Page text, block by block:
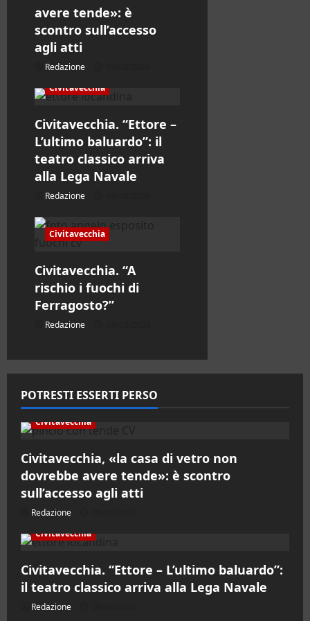
l
o
avere tende»: è
scontro sull’accesso
agli atti
Redazione
Civitavecchia
Civitavecchia. “Ettore –
L’ultimo baluardo”: il
teatro classico arriva
alla Lega Navale
Redazione
Civitavecchia
Civitavecchia. “A
rischio i fuochi di
Ferragosto?”
Redazione
POTRESTI ESSERTI PERSO
Civitavecchia
Civitavecchia, «la casa di vetro non
dovrebbe avere tende»: è scontro
sull’accesso agli atti
Redazione
Civitavecchia
Civitavecchia. “Ettore – L’ultimo baluardo”:
il teatro classico arriva alla Lega Navale
Redazione